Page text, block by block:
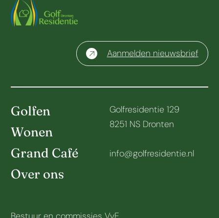
Aanmelden nieuwsbrief
Golfen
Wonen
Grand Café
Over ons
Golfresidentie 129
8251 NS Dronten
info@golfresidentie.nl